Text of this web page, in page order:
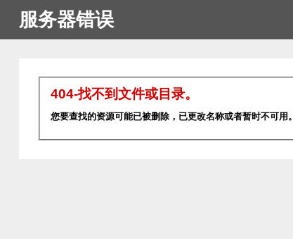
服务器错误
404-找不到文件或目录。
您要查找的资源可能已被删除，已更改名称或者暂时不可用。